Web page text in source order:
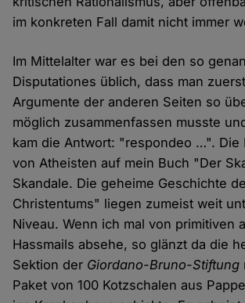
im konkreten Fall damit nicht immer
Im Mittelalter war es bei den so
Disputationes üblich, dass man
Argumente der anderen Seiten so
möglich zusammenfassen musste
kam die Antwort: "respondeo …". Die
von Atheisten auf mein Buch "Der
Skandale. Die geheime Geschichte
Christentums" liegen zumeist weit
Niveau. Wenn ich mal von primitiven
Hassmails absehe, so glänzt da die
Sektion der Giordano-Bruno-Stiftung
Paket von 100 Kotzschalen aus